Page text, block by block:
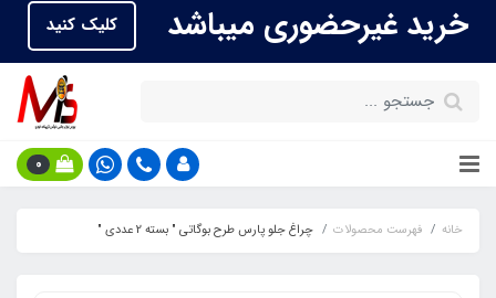
خرید غیرحضوری میباشد
کلیک کنید
0
خانه فهرست محصولات چراغ جلو پارس طرح بوگاتی " بسته 2 عددی "